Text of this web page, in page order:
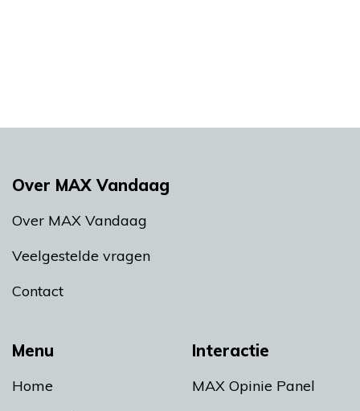
Menu
Home
Interactie
MAX Opinie Panel
Over MAX Vandaag
Over MAX Vandaag
Veelgestelde vragen
Contact